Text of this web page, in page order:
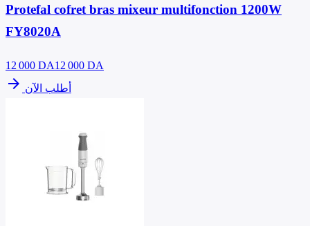
Protefal cofret bras mixeur multifonction 1200W
FY8020A
12 000 DA12 000 DA
arrow_forward أطلب الآن